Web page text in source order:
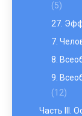
(5)
27.
7.
8.
9.
(12)
Часть III.